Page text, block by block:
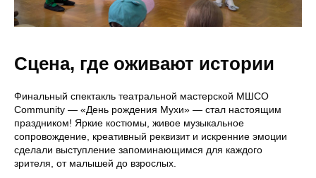
Сцена, где оживают истории
Финальный спектакль театральной мастерской МШСО
Community — «День рождения Мухи» — стал настоящим
праздником! Яркие костюмы, живое музыкальное
сопровождение, креативный реквизит и искренние эмоции
сделали выступление запоминающимся для каждого
зрителя, от малышей до взрослых.